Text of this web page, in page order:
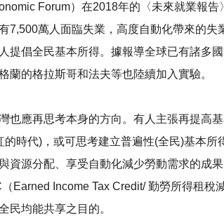
Forum）在2018年的〈未來就業報
7,500萬人面臨失業，高度自動化帶來的
提倡全民基本所得。據報導全球已有諸多
蘭的格拉斯哥和法夫等也陸續加入實驗。
也應再思考本身的方向。有人主張再提高
時代)，或可思考建立普遍性(全民)基本
資源分配、享受自動化減少勞動需求的成
Earned Income Tax Credit/ 勤勞所得租
民均能共享之目的。